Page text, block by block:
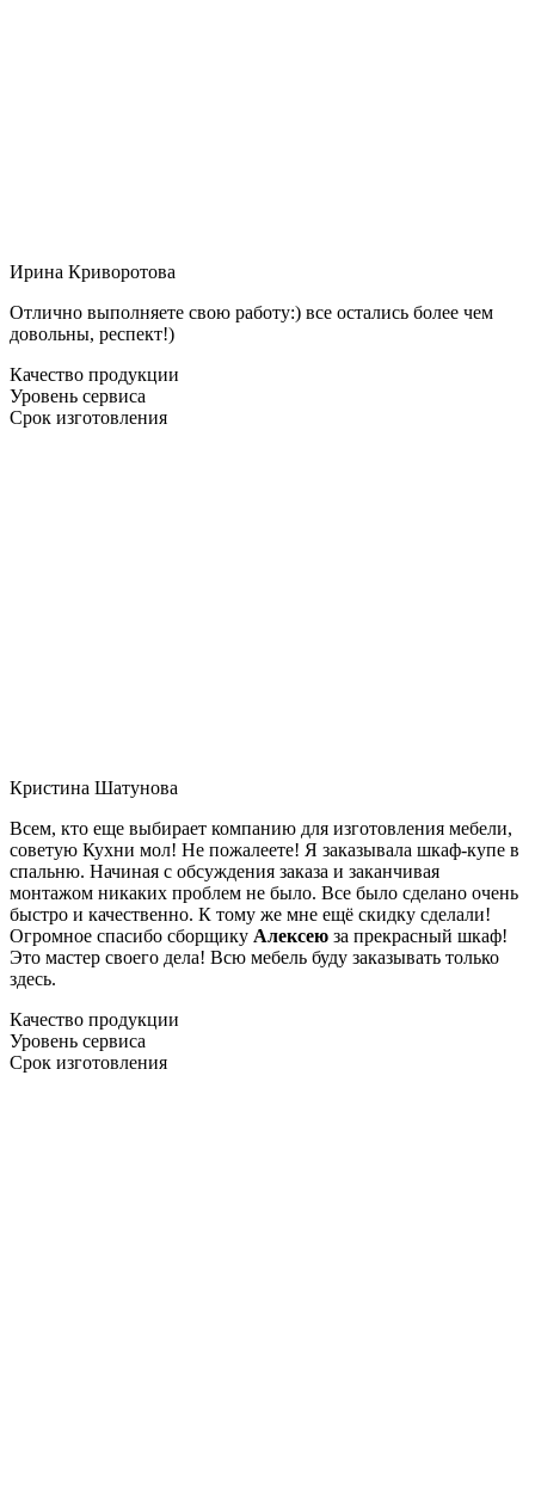
Ирина Криворотова
Отлично выполняете свою работу:) все остались более чем
довольны, респект!)
Качество продукции
Уровень сервиса
Срок изготовления
Кристина Шатунова
Всем, кто еще выбирает компанию для изготовления мебели,
советую Кухни мол! Не пожалеете! Я заказывала шкаф-купе в
спальню. Начиная с обсуждения заказа и заканчивая
монтажом никаких проблем не было. Все было сделано очень
быстро и качественно. К тому же мне ещё скидку сделали!
Огромное спасибо сборщику Алексею за прекрасный шкаф!
Это мастер своего дела! Всю мебель буду заказывать только
здесь.
Качество продукции
Уровень сервиса
Срок изготовления